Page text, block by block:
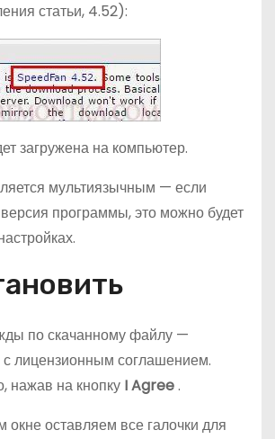
статьи, 4.52):
загружена на компьютер.
мультиязычным — если
программы, это можно будет
по скачанному файлу —
с лицензионным соглашением.
нажав на кнопку I Agree.
оставляем все галочки для